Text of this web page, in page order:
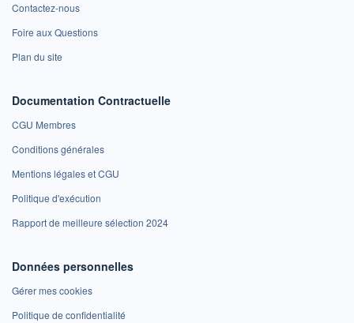
Contactez-nous
Foire aux Questions
Plan du site
Documentation Contractuelle
CGU Membres
Conditions générales
Mentions légales et CGU
Politique d'exécution
Rapport de meilleure sélection 2024
Données personnelles
Gérer mes cookies
Politique de confidentialité